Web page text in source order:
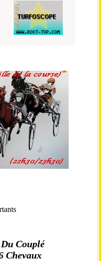
Couplé
Chevaux